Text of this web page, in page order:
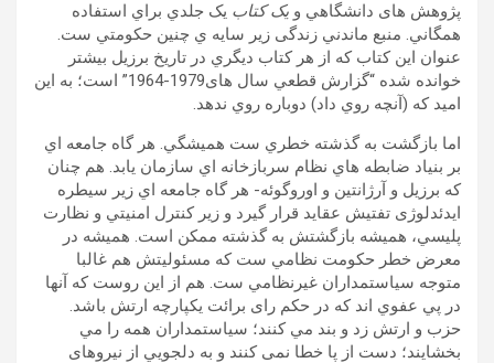
پژوهش های دانشگاهي و يک کتاب يک جلدي براي استفاده
همگاني. منبع ماندني زندگی زير سايه ي چنين حکومتي ست.
عنوان اين کتاب که از هر کتاب ديگري در تاريخ برزيل بيشتر
خوانده شده “گزارش قطعي سال های1979-1964” است؛ به اين
اميد که (آنچه روي داد) دوباره روي ندهد.
اما بازگشت به گذشته خطري ست هميشگي. هر گاه جامعه اي
بر بنياد ضابطه هاي نظام سربازخانه اي سازمان يابد. هم چنان
که برزيل و آرژانتين و اوروگوئه- هر گاه جامعه اي زير سيطره
ایدئدلوژی تفتيش عقايد قرار گيرد و زير کنترل امنيتي و نظارت
پليسي، هميشه بازگشتش به گذشته ممکن است. هميشه در
معرض خطر حکومت نظامي ست که مسئوليتش هم غالبا
متوجه سياستمداران غيرنظامي ست. هم از اين روست که آنها
در پي عفوي اند که در حکم رای برائت یکپارچه ارتش باشد.
حزب و ارتش زد و بند مي کنند؛ سياستمداران همه را مي
بخشايند؛ دست از پا خطا نمی کنند و به دلجويي از نيروهای